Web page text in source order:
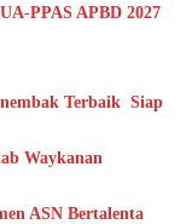
PPAS APBD 2027
Terbaik Siap
Waykanan
ASN Bertalenta